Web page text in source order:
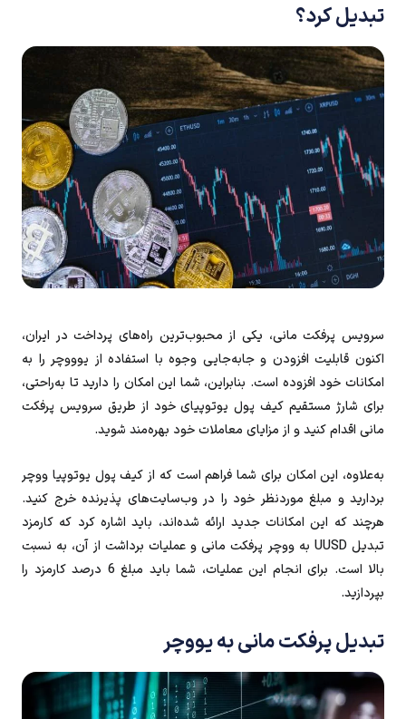
تبدیل کرد؟
سرویس پرفکت‌ مانی، یکی از محبوب‌ترین راه‌های پرداخت در ایران،
اکنون قابلیت افزودن و جابه‌جایی وجوه با استفاده از یوووچر را به
امکانات خود افزوده است. بنابراین، شما این امکان را دارید تا به‌راحتی،
برای شارژ مستقیم کیف پول یوتوپیای خود از طریق سرویس پرفکت
مانی اقدام کنید و از مزایای معاملات خود بهره‌مند شوید.
به‌علاوه، این امکان برای شما فراهم است که از کیف پول یوتوپیا ووچر
بردارید و مبلغ موردنظر خود را در وب‌سایت‌های پذیرنده خرج کنید.
هرچند که این امکانات جدید ارائه شده‌اند، باید اشاره کرد که کارمزد
تبدیل UUSD به ووچر پرفکت‌ مانی و عملیات برداشت از آن، به نسبت
بالا است. برای انجام این عملیات، شما باید مبلغ 6 درصد کارمزد را
بپردازید.
تبدیل پرفکت مانی به یووچر